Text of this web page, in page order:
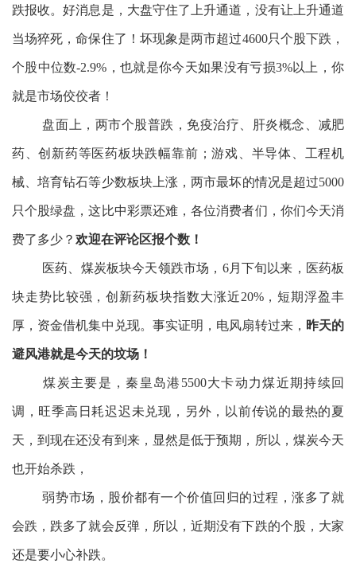
跌报收。好消息是，大盘守住了上升通道，没有让上升通道
当场猝死，命保住了！坏现象是两市超过4600只个股下跌，
个股中位数-2.9%，也就是你今天如果没有亏损3%以上，你
就是市场佼佼者！
盘面上，两市个股普跌，免疫治疗、肝炎概念、减肥
药、创新药等医药板块跌幅靠前；游戏、半导体、工程机
械、培育钻石等少数板块上涨，两市最坏的情况是超过5000
只个股绿盘，这比中彩票还难，各位消费者们，你们今天消
费了多少？ 欢迎在评论区报个数！
医药、煤炭板块今天领跌市场，6月下旬以来，医药板
块走势比较强，创新药板块指数大涨近20%，短期浮盈丰
厚，资金借机集中兑现。事实证明，电风扇转过来， 昨天的
避风港就是今天的坟场！
煤炭主要是，秦皇岛港5500大卡动力煤近期持续回
调，旺季高日耗迟迟未兑现，另外，以前传说的最热的夏
天，到现在还没有到来，显然是低于预期，所以，煤炭今天
也开始杀跌，
弱势市场，股价都有一个价值回归的过程，涨多了就
会跌，跌多了就会反弹，所以，近期没有下跌的个股，大家
还是要小心补跌。